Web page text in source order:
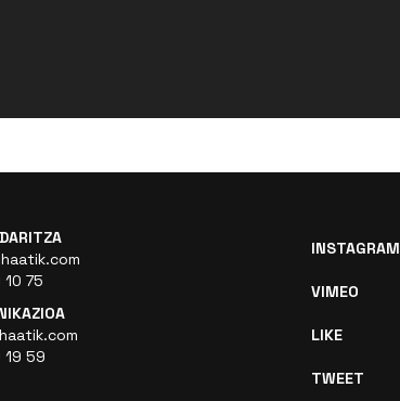
75
19 59
INSTAGRAM
VIMEO
LIKE
TWEET